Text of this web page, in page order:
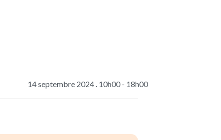
14 septembre 2024 . 10h00 - 18h00